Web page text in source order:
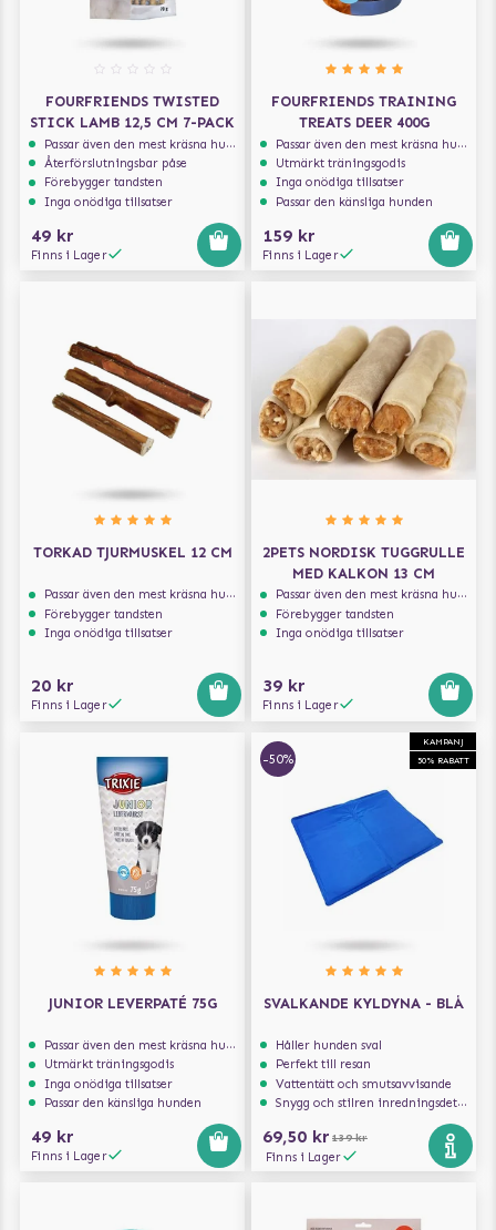
FOURFRIENDS TWISTED
STICK LAMB 12,5 CM 7-PACK
Passar även den mest kräsna hunden
Återförslutningsbar påse
Förebygger tandsten
Inga onödiga tillsatser
49 kr
Finns i Lager
FOURFRIENDS TRAINING
TREATS DEER 400G
Passar även den mest kräsna hunden
Utmärkt träningsgodis
Inga onödiga tillsatser
Passar den känsliga hunden
159 kr
Finns i Lager
TORKAD TJURMUSKEL 12 CM
Passar även den mest kräsna hunden
Förebygger tandsten
Inga onödiga tillsatser
20 kr
Finns i Lager
2PETS NORDISK TUGGRULLE
MED KALKON 13 CM
Passar även den mest kräsna hunden
Förebygger tandsten
Inga onödiga tillsatser
39 kr
Finns i Lager
JUNIOR LEVERPATÉ 75G
Passar även den mest kräsna hunden
Utmärkt träningsgodis
Inga onödiga tillsatser
Passar den känsliga hunden
49 kr
Finns i Lager
KAMPANJ
50% RABATT
-50%
SVALKANDE KYLDYNA - BLÅ
Håller hunden sval
Perfekt till resan
Vattentätt och smutsavvisande
Snygg och stilren inredningsdetalj
69,50 kr 139 kr
Finns i Lager